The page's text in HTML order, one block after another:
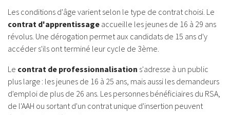
Les conditions d'âge varient selon le type de contrat choisi. Le
contrat d'apprentissage accueille les jeunes de 16 à 29 ans
révolus. Une dérogation permet aux candidats de 15 ans d'y
accéder s'ils ont terminé leur cycle de 3ème.
Le contrat de professionnalisation s'adresse à un public
plus large : les jeunes de 16 à 25 ans, mais aussi les demandeurs
d'emploi de plus de 26 ans. Les personnes bénéficiaires du RSA,
de l'AAH ou sortant d'un contrat unique d'insertion peuvent